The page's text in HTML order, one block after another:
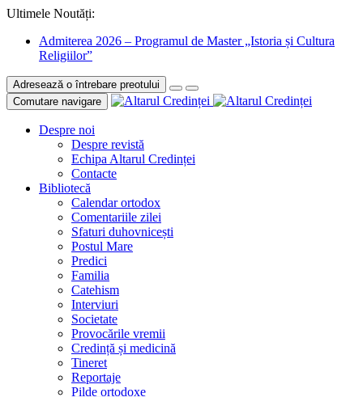
Ultimele Noutăți:
Admiterea 2026 – Programul de Master „Istoria și Cultura
Religiilor”
Adresează o întrebare preotului
Comutare navigare
Despre noi
Despre revistă
Echipa Altarul Credinței
Contacte
Bibliotecă
Calendar ortodox
Comentariile zilei
Sfaturi duhovnicești
Postul Mare
Predici
Familia
Catehism
Interviuri
Societate
Provocările vremii
Credință și medicină
Tineret
Reportaje
Pilde ortodoxe